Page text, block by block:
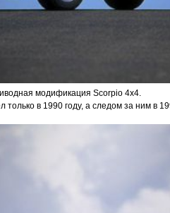
модификация Scorpio 4x4.
только в 1990 году, а следом за ним в